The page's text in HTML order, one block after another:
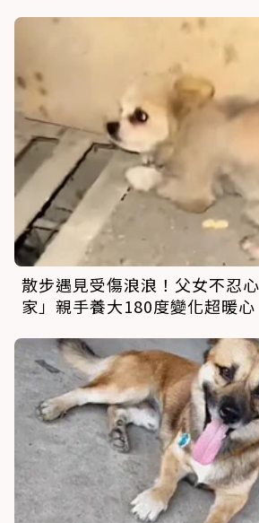
散步遇見受傷浪浪！父女不忍
家」親手養大180度變化超暖心